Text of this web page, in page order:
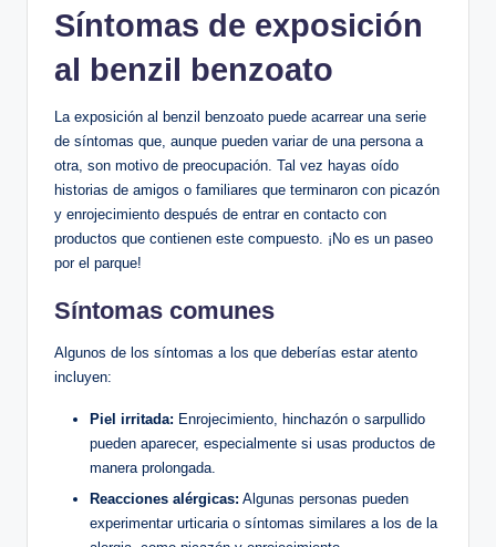
Síntomas de‌ exposición
al benzil benzoato
La exposición al ⁣benzil benzoato puede acarrear ‌una serie
de síntomas que, aunque pueden variar de una persona a
otra, son motivo de⁢ preocupación. Tal vez hayas oído
historias de amigos‍ o⁢ familiares ‌que terminaron con picazón
y enrojecimiento después de entrar en contacto con
productos que contienen este ​compuesto. ¡No es un paseo⁤
por el parque!
Síntomas‍ comunes
Algunos de ⁤los síntomas a los que deberías estar⁣ atento‍
incluyen:
Piel ⁤irritada: Enrojecimiento,⁤ hinchazón o sarpullido
pueden aparecer, especialmente si usas productos de
manera prolongada.
Reacciones alérgicas: Algunas personas pueden
experimentar urticaria o síntomas similares a los ‍de la